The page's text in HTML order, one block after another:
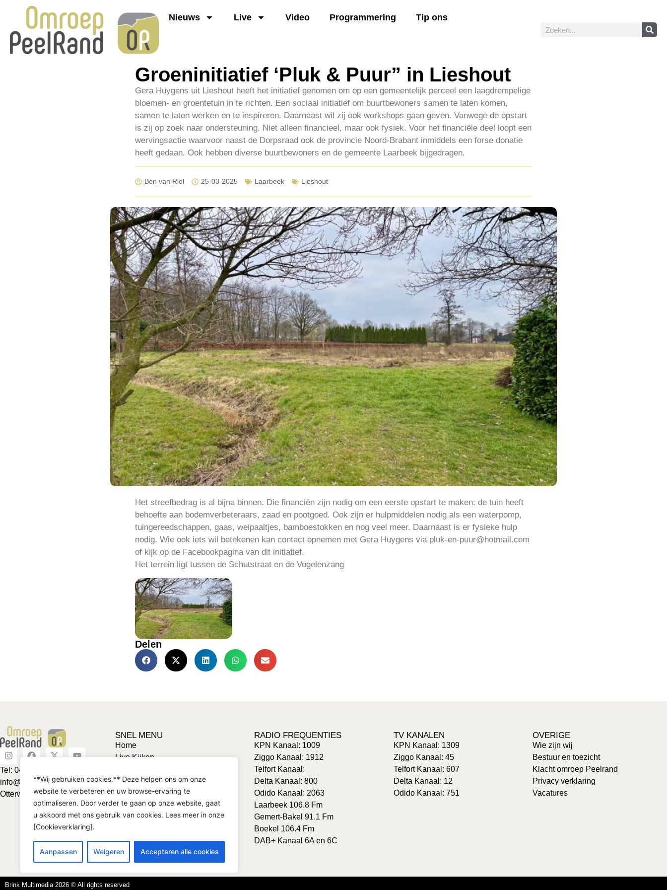
**Wij gebruiken cookies.** Deze helpen ons om onze
website te verbeteren en uw browse-ervaring te
optimaliseren. Door verder te gaan op onze website, gaat
u akkoord met ons gebruik van cookies. Lees meer in onze
[Cookieverklaring].
Aanpassen Weigeren Accepteren alle cookies
Nieuws Live Video Programmering Tip ons
Groeninitiatief ‘Pluk & Puur” in Lieshout
Gera Huygens uit Lieshout heeft het initiatief genomen om op een gemeentelijk perceel een laagdrempelige
bloemen- en groentetuin in te richten. Een sociaal initiatief om buurtbewoners samen te laten komen,
samen te laten werken en te inspireren. Daarnaast wil zij ook workshops gaan geven. Vanwege de opstart
is zij op zoek naar ondersteuning. Niet alleen financieel, maar ook fysiek. Voor het financiële deel loopt een
wervingsactie waarvoor naast de Dorpsraad ook de provincie Noord-Brabant inmiddels een forse donatie
heeft gedaan. Ook hebben diverse buurtbewoners en de gemeente Laarbeek bijgedragen.
Ben van Riel 25-03-2025 Laarbeek Lieshout
Het streefbedrag is al bijna binnen. Die financiën zijn nodig om een eerste opstart te maken: de tuin heeft
behoefte aan bodemverbeteraars, zaad en pootgoed. Ook zijn er hulpmiddelen nodig als een waterpomp,
tuingereedschappen, gaas, weipaaltjes, bamboestokken en nog veel meer. Daarnaast is er fysieke hulp
nodig. Wie ook iets wil betekenen kan contact opnemen met Gera Huygens via pluk-en-puur@hotmail.com
of kijk op de Facebookpagina van dit initiatief.
Het terrein ligt tussen de Schutstraat en de Vogelenzang
Delen
Tel: 0492-463624
info@omroeppeelrand.nl
Otterweg 25 5741BC
SNEL MENU
Home
Live Kijken
Vriendje voor een tientje
Club van 1000
Contact
RADIO FREQUENTIES
KPN Kanaal: 1009
Ziggo Kanaal: 1912
Telfort Kanaal:
Delta Kanaal: 800
Odido Kanaal: 2063
Laarbeek 106.8 Fm
Gemert-Bakel 91.1 Fm
Boekel 106.4 Fm
DAB+ Kanaal 6A en 6C
TV KANALEN
KPN Kanaal: 1309
Ziggo Kanaal: 45
Telfort Kanaal: 607
Delta Kanaal: 12
Odido Kanaal: 751
OVERIGE
Wie zijn wij
Bestuur en toezicht
Klacht omroep Peelrand
Privacy verklaring
Vacatures
Brink Multimedia 2026 © All rights reserved